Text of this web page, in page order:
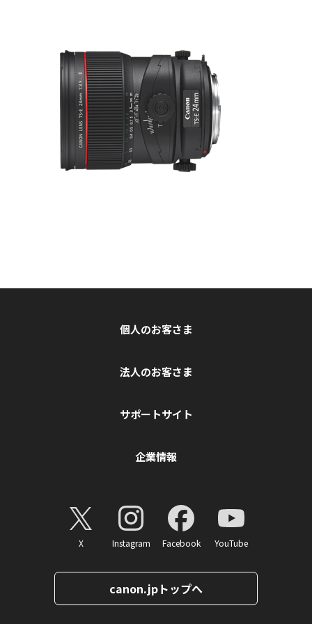
個人のお客さま
法人のお客さま
サポートサイト
企業情報
X Instagram Facebook YouTube
canon.jpトップへ